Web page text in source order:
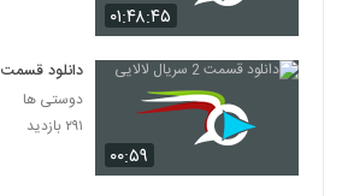
۰۱:۴۸:۴۵
۰۰:۵۹
دانلود قسمت 2 سریال لالایی
دوستی ها
۲۹۱ بازدید